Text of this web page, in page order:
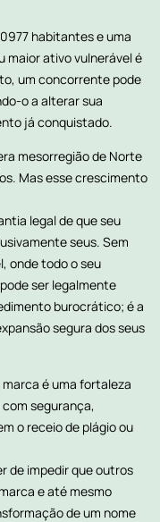
habitantes e uma
maior ativo vulnerável é
um concorrente pode
o a alterar sua
já conquistado.
mesorregião de Norte
Mas esse crescimento
legal de que seu
seus. Sem
onde todo o seu
ser legalmente
burocrático; é a
segura dos seus
é uma fortaleza
segurança,
o receio de plágio ou
de impedir que outros
e até mesmo
de um nome